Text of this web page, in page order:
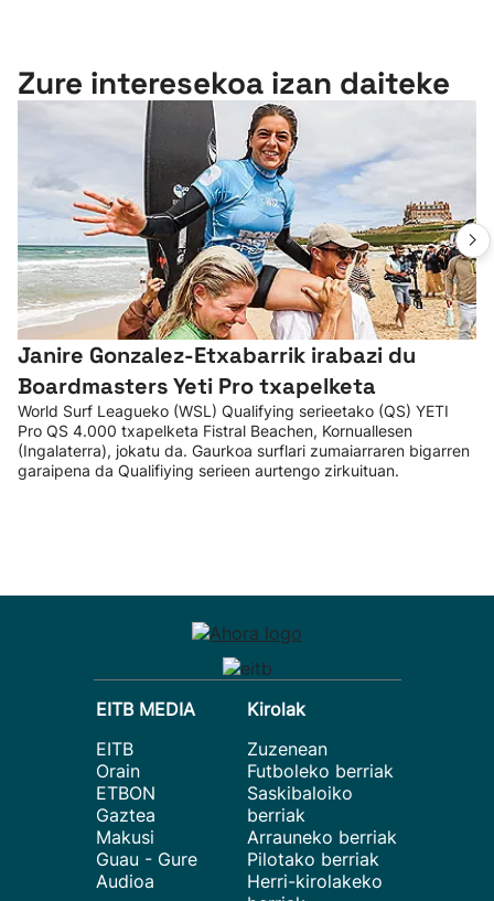
Zure interesekoa izan daiteke
Janire Gonzalez-Etxabarrik irabazi du
Boardmasters Yeti Pro txapelketa
World Surf Leagueko (WSL) Qualifying serieetako (QS) YETI
Pro QS 4.000 txapelketa Fistral Beachen, Kornuallesen
(Ingalaterra), jokatu da. Gaurkoa surflari zumaiarraren bigarren
garaipena da Qualifiying serieen aurtengo zirkuituan.
EITB MEDIA
EITB
Orain
ETBON
Gaztea
Makusi
Guau - Gure
Audioa
Kirolak
Zuzenean
Futboleko berriak
Saskibaloiko
berriak
Arrauneko berriak
Pilotako berriak
Herri-kirolakeko